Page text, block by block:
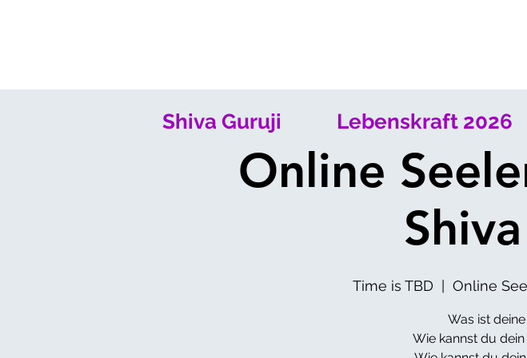
Online
Time is TBD Online
Was ist
Wie kannst du
Shiva Guruji Lebenskraft 2026